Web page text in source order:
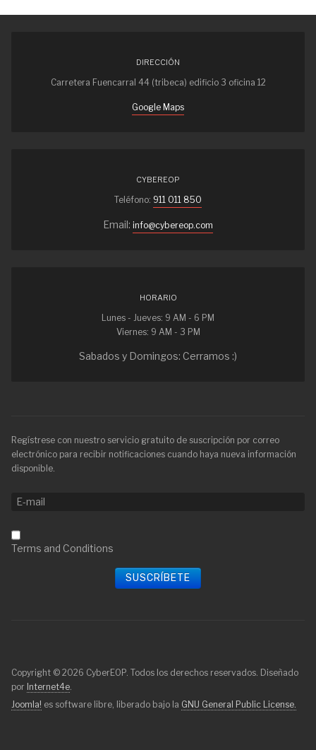
DIRECCIÓN
Carretera Fuencarral 44 (tribeca) edificio 3 oficina 12
Google Maps
CYBEREOP
Teléfono: 911 011 850
Email: info@cybereop.com
HORARIO
Lunes - Jueves: 9 AM - 6 PM
Viernes: 9 AM - 3 PM
Sabados y Domingos: Cerramos :)
Regístrese con nuestro servicio gratuito de suscripción por correo
electrónico para recibir notificaciones cuando haya nueva información
disponible.
Terms and Conditions
Copyright © 2026 CyberEOP. Todos los derechos reservados. Diseñado
por Internet4e.
Joomla! es software libre, liberado bajo la GNU General Public License.